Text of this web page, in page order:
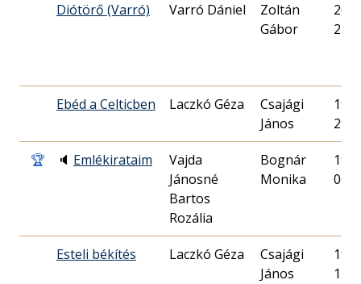
Diótörő (Varró) Varró Dániel
Zoltán
Gábor
24.
Ebéd a Celticben Laczkó Géza
Csajági
János
29.
🏆 🔈 Emlékirataim
Vajda
Jánosné
Bartos
Rozália
Bognár
Monika
06.
Esteli békítés Laczkó Géza
Csajági
János
12.